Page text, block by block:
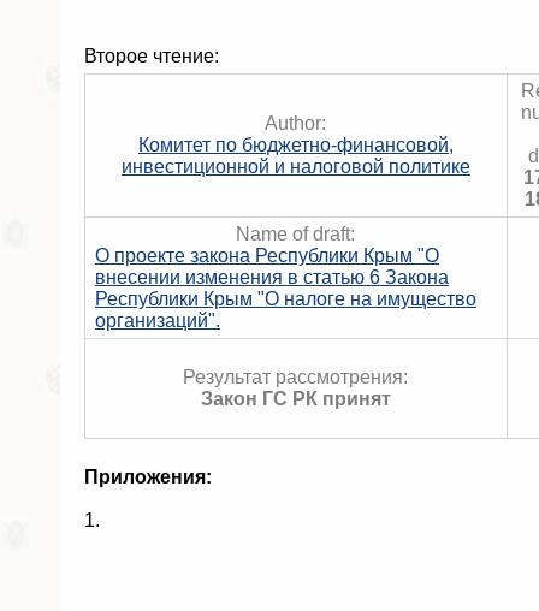
Второе чтение:
Author:
Комитет по бюджетно-финансовой,
инвестиционной и налоговой политике
Name of draft:
О проекте закона Республики Крым "О
внесении изменения в статью 6 Закона
Республики Крым "О налоге на имущество
организаций".
Результат рассмотрения:
Закон ГС РК принят
Приложения:
1.